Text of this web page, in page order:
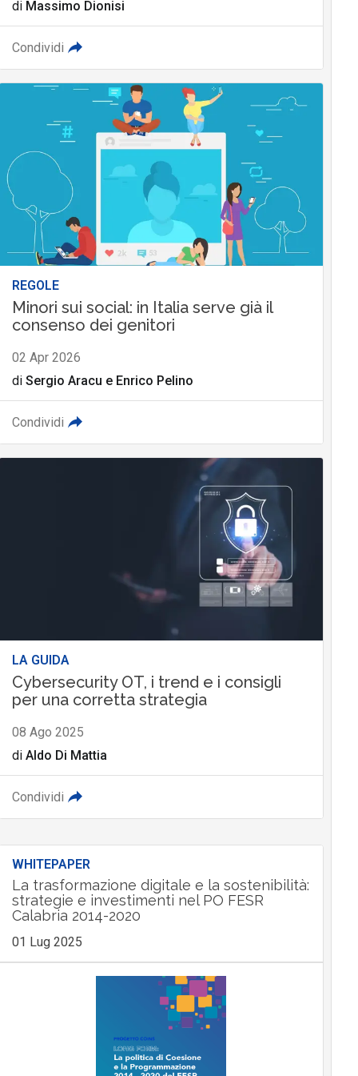
di Massimo Dionisi
Condividi
REGOLE
Minori sui social: in Italia serve già il
consenso dei genitori
02 Apr 2026
di Sergio Aracu e Enrico Pelino
Condividi
LA GUIDA
Cybersecurity OT, i trend e i consigli
per una corretta strategia
08 Ago 2025
di Aldo Di Mattia
Condividi
WHITEPAPER
La trasformazione digitale e la sostenibilità:
strategie e investimenti nel PO FESR
Calabria 2014-2020
01 Lug 2025